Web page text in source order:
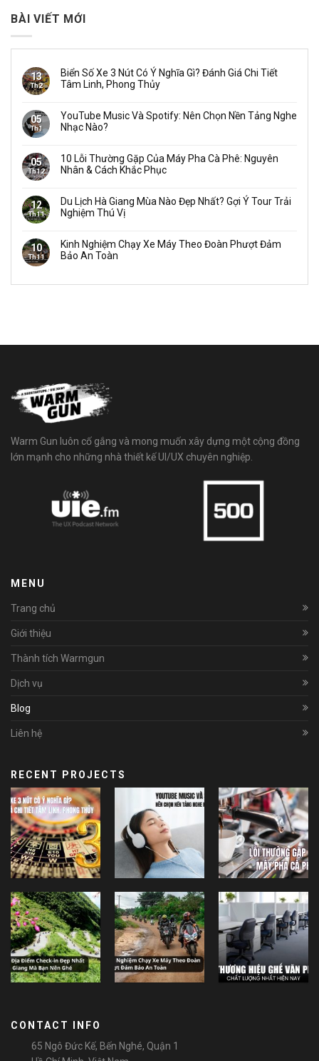
BÀI VIẾT MỚI
13
Th2
Biển Số Xe 3 Nút Có Ý Nghĩa Gì? Đánh Giá Chi Tiết
Tâm Linh, Phong Thủy
05
Th1
YouTube Music Và Spotify: Nên Chọn Nền Tảng Nghe
Nhạc Nào?
05
Th12
10 Lỗi Thường Gặp Của Máy Pha Cà Phê: Nguyên
Nhân & Cách Khắc Phục
12
Th11
Du Lịch Hà Giang Mùa Nào Đẹp Nhất? Gợi Ý Tour Trải
Nghiệm Thú Vị
10
Th11
Kinh Nghiệm Chạy Xe Máy Theo Đoàn Phượt Đảm
Bảo An Toàn
Warm Gun luôn cố gắng và mong muốn xây dựng một cộng đồng
lớn mạnh cho những nhà thiết kế UI/UX chuyên nghiệp.
MENU
Trang chủ
Giới thiệu
Thành tích Warmgun
Dịch vụ
Blog
Liên hệ
RECENT PROJECTS
CONTACT INFO
65 Ngô Đức Kế, Bến Nghé, Quận 1